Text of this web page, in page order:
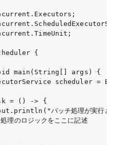
{
main(String[] args) {
scheduler =
= () -> {
バッチ処理が実行さ
のロジックをここに記述